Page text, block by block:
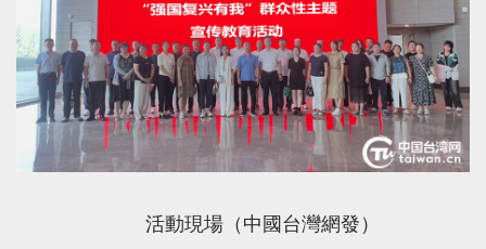
活動現場（中國台灣網發）